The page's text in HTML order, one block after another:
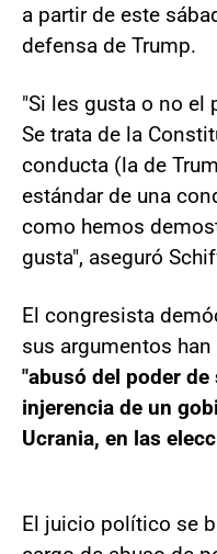
a partir de este
defensa de Trump.
"Si les gusta o no el
Se trata de la
conducta (la de
estándar de una
como hemos
gusta", aseguró
El congresista
sus argumentos han
"abusó del poder
injerencia de un
Ucrania, en las
El juicio político se